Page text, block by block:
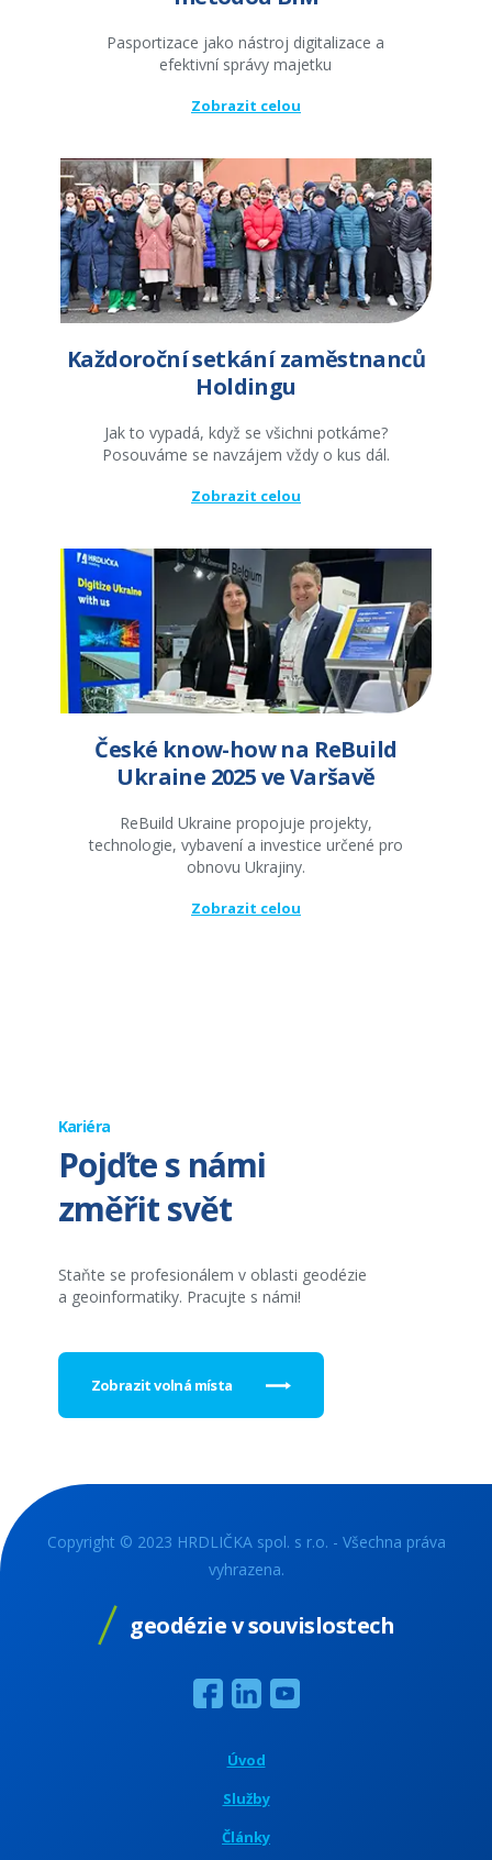
Pasportizace jako nástroj digitalizace a
efektivní správy majetku
Zobrazit celou
Každoroční setkání zaměstnanců
Holdingu
Jak to vypadá, když se všichni potkáme?
Posouváme se navzájem vždy o kus dál.
Zobrazit celou
České know-how na ReBuild
Ukraine 2025 ve Varšavě
ReBuild Ukraine propojuje projekty,
technologie, vybavení a investice určené pro
obnovu Ukrajiny.
Zobrazit celou
Kariéra
Pojďte s námi
změřit svět
Staňte se profesionálem v oblasti geodézie
a geoinformatiky. Pracujte s námi!
Zobrazit volná místa
Copyright © 2023 HRDLIČKA spol. s r.o. - Všechna práva
vyhrazena.
geodézie v souvislostech
Úvod
Služby
Články